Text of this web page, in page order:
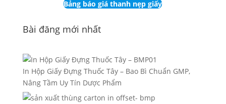
Bảng báo giá thanh nẹp giấy
Bài đăng mới nhất
In Hộp Giấy Đựng Thuốc Tây – Bao Bì Chuẩn GMP,
Nâng Tầm Uy Tín Dược Phẩm